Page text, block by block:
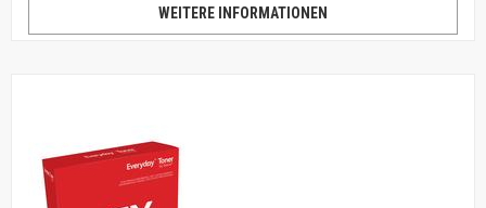
WEITERE INFORMATIONEN